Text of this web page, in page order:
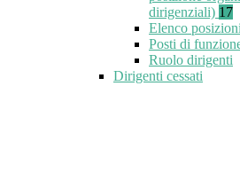
dirigenziali) 17
Elenco
Posti di
Ruolo dirigenti
Dirigenti cessati